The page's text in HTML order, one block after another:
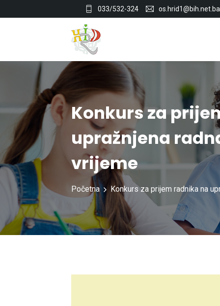
033/532-324 os.hrid1@bih.net.ba
Konkurs za
upražnjena
vrijeme
Početna Konkurs za prijem radnika na